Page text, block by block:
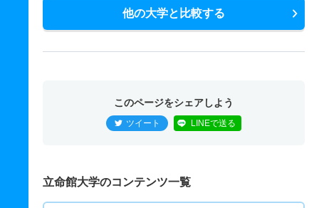
他の大学と比較する
このページをシェアしよう
ツイート LINEで送る
立命館大学のコンテンツ一覧